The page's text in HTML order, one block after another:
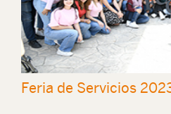
Feria de Servicios